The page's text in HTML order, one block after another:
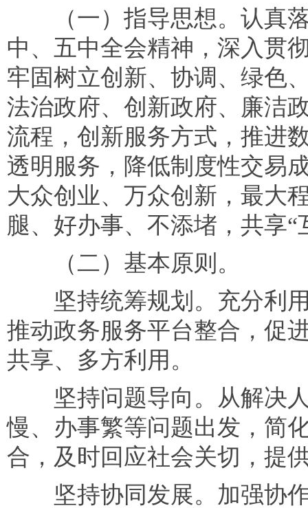
（一）指导思想。认真落
中、五中全会精神，深入贯
牢固树立创新、协调、绿色
法治政府、创新政府、廉洁
流程，创新服务方式，推进
透明服务，降低制度性交易
大众创业、万众创新，最大
腿、好办事、不添堵，共享
（二）基本原则。
坚持统筹规划。充分利用
推动政务服务平台整合，促
共享、多方利用。
坚持问题导向。从解决人
慢、办事繁等问题出发，简
合，及时回应社会关切，提
坚持协同发展。加强协作